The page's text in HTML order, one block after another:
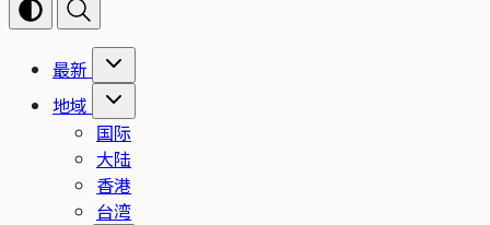
最新
地域
国际
大陆
香港
台湾